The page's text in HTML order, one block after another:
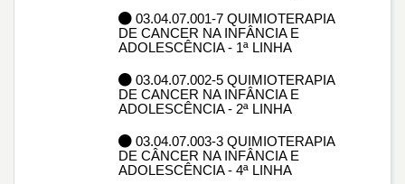
03.04.07.001-7 QUIMIOTERAPIA
DE CANCER NA INFÂNCIA E
ADOLESCÊNCIA - 1ª LINHA
03.04.07.002-5 QUIMIOTERAPIA
DE CANCER NA INFÂNCIA E
ADOLESCÊNCIA - 2ª LINHA
03.04.07.003-3 QUIMIOTERAPIA
DE CÂNCER NA INFÂNCIA E
ADOLESCÊNCIA - 4ª LINHA